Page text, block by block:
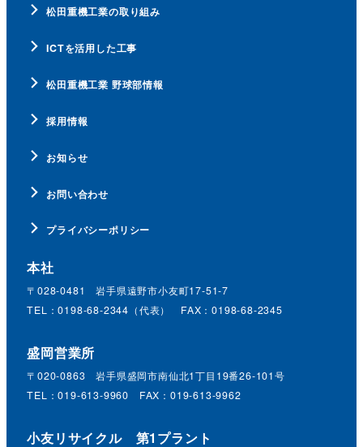
松田重機工業の取り組み
ICTを活用した工事
松田重機工業 野球部情報
採用情報
お知らせ
お問い合わせ
プライバシーポリシー
本社
〒028-0481 岩手県遠野市小友町17-51-7
TEL：0198-68-2344（代表） FAX：0198-68-2345
盛岡営業所
〒020-0863 岩手県盛岡市南仙北1丁目19番26-101号
TEL：019-613-9960 FAX：019-613-9962
小友リサイクル 第1プラント